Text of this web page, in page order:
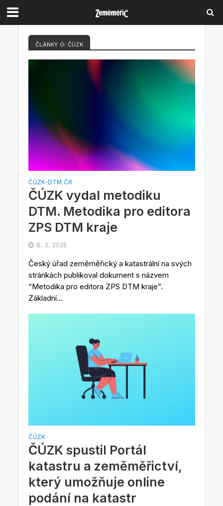
ČLÁNKY O: ČÚZK
ČÚZK•DTM ČR
ČÚZK vydal metodiku
DTM. Metodika pro editora
ZPS DTM kraje
6. 3. 2025
Český úřad zeměměřický a katastrální na svých
stránkách publikoval dokument s názvem
“Metodika pro editora ZPS DTM kraje”.
Základní...
ČÚZK
ČÚZK spustil Portál
katastru a zeměměřictví,
který umožňuje online
podání na katastr